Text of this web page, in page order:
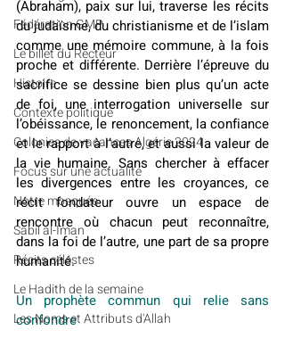
Fédération GMP
Le billet du Recteur
Histoire
Contexte politique
Colonies de vacances Algérie 2024
​​Focus sur une actualité
Notre mosquée
Sabil al-Iman
Récits célestes
Le Hadith de la semaine
Les Noms et Attributs d'Allah
(Abraham), paix sur lui, traverse les récits
du judaïsme, du christianisme et de l’islam
comme une mémoire commune, à la fois
proche et différente. Derrière l’épreuve du
sacrifice se dessine bien plus qu’un acte
de foi, une interrogation universelle sur
l’obéissance, le renoncement, la confiance
et le rapport à l’autre, et aussi la valeur de
la vie humaine. Sans chercher à effacer
les divergences entre les croyances, ce
récit fondateur ouvre un espace de
rencontre où chacun peut reconnaître,
dans la foi de l’autre, une part de sa propre
humanité.
Un prophète commun qui relie sans
confondre